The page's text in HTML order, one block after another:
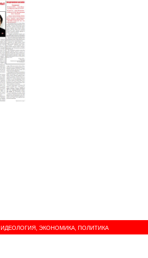
ИДЕОЛОГИЯ, ЭКОНОМИКА, ПОЛИТИКА